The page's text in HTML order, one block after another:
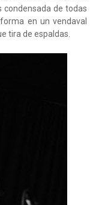
de todas
en un vendaval
tira de espaldas.